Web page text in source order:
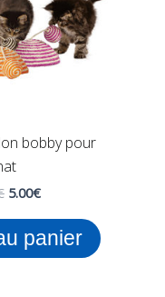
bobby pour
5.00€
panier